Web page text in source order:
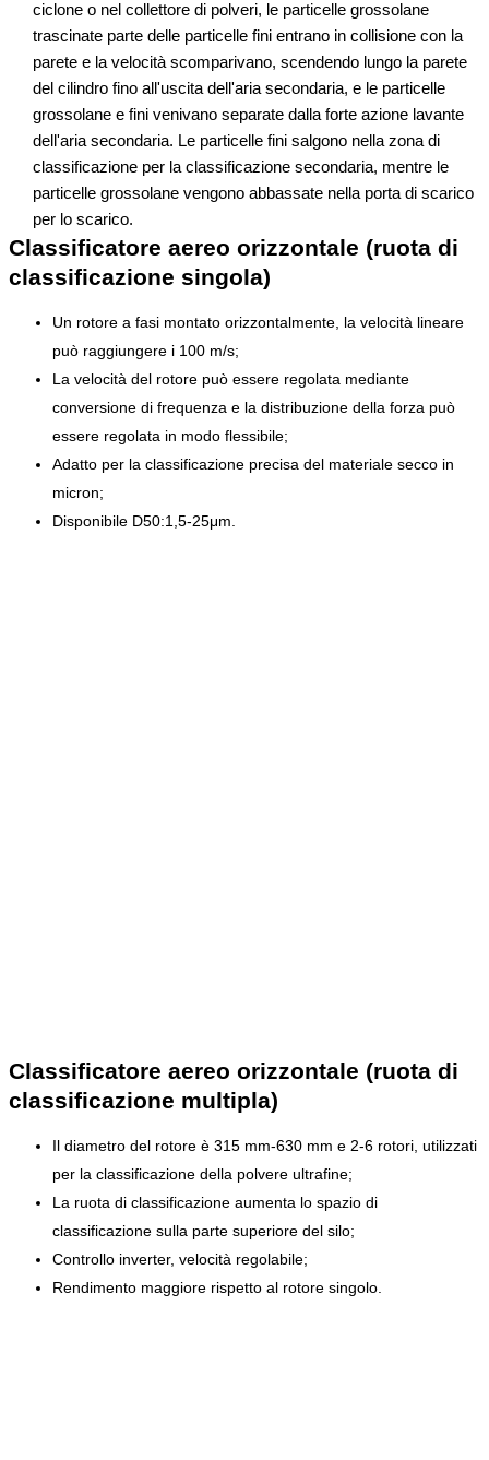
ciclone o nel collettore di polveri, le particelle grossolane
trascinate parte delle particelle fini entrano in collisione con la
parete e la velocità scomparivano, scendendo lungo la parete
del cilindro fino all'uscita dell'aria secondaria, e le particelle
grossolane e fini venivano separate dalla forte azione lavante
dell'aria secondaria. Le particelle fini salgono nella zona di
classificazione per la classificazione secondaria, mentre le
particelle grossolane vengono abbassate nella porta di scarico
per lo scarico.
Classificatore aereo orizzontale (ruota di
classificazione singola)
Un rotore a fasi montato orizzontalmente, la velocità lineare
può raggiungere i 100 m/s;
La velocità del rotore può essere regolata mediante
conversione di frequenza e la distribuzione della forza può
essere regolata in modo flessibile;
Adatto per la classificazione precisa del materiale secco in
micron;
Disponibile D50:1,5-25μm.
Classificatore aereo orizzontale (ruota di
classificazione multipla)
Il diametro del rotore è 315 mm-630 mm e 2-6 rotori, utilizzati
per la classificazione della polvere ultrafine;
La ruota di classificazione aumenta lo spazio di
classificazione sulla parte superiore del silo;
Controllo inverter, velocità regolabile;
Rendimento maggiore rispetto al rotore singolo.